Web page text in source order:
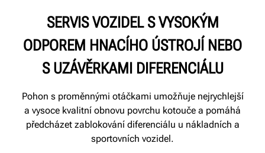
SERVIS VOZIDEL S VYSOKÝM
ODPOREM HNACÍHO ÚSTROJÍ NEBO
S UZÁVĚRKAMI DIFERENCIÁLU
Pohon s proměnnými otáčkami umožňuje nejrychlejší
a vysoce kvalitní obnovu povrchu kotouče a pomáhá
předcházet zablokování diferenciálu u nákladních a
sportovních vozidel.